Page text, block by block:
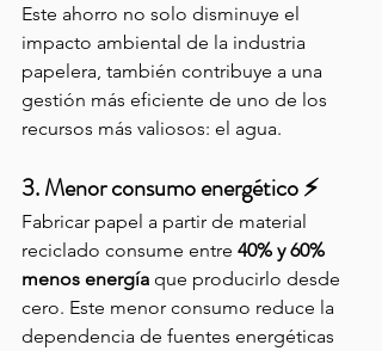
Este ahorro no solo disminuye el
impacto ambiental de la industria
papelera, también contribuye a una
gestión más eficiente de uno de los
recursos más valiosos: el agua.
3. Menor consumo energético ⚡
Fabricar papel a partir de material
reciclado consume entre 40% y 60%
menos energía que producirlo desde
cero. Este menor consumo reduce la
dependencia de fuentes energéticas